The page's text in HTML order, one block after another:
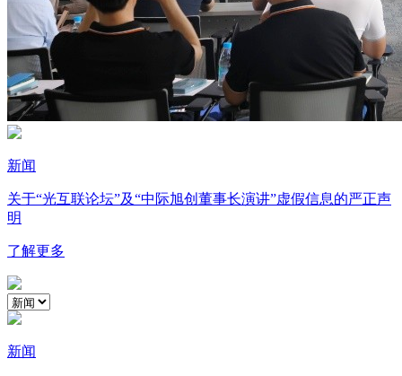
新闻
关于“光互联论坛”及“中际旭创董事长演讲”虚假信息的严正声
明
了解更多
新闻